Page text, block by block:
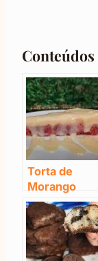
Conteúdos
Torta de
Morango
Gelada: O
Segredo da
Sobremesa
Perfeita!